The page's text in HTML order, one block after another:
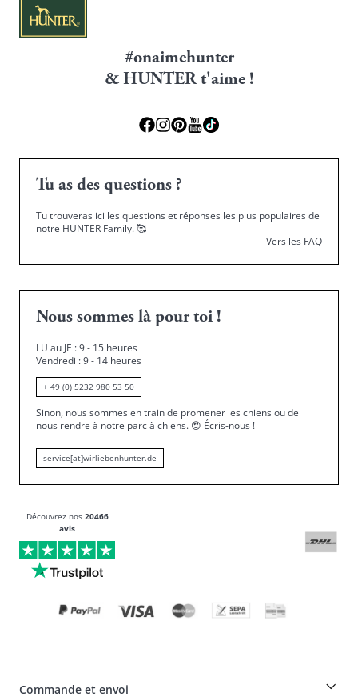
#onaimehunter
& HUNTER t'aime !
Tu as des questions ?
Tu trouveras ici les questions et réponses les plus populaires de
notre HUNTER Family.🥰
Vers les FAQ
Nous sommes là pour toi !
LU au JE : 9 - 15 heures
Vendredi : 9 - 14 heures
+ 49 (0) 5232 980 53 50
Sinon, nous sommes en train de promener les chiens ou de
nous rendre à notre parc à chiens. 😍 Écris-nous !
service[at]wirliebenhunter.de
Découvrez nos 20466
avis
Commande et envoi